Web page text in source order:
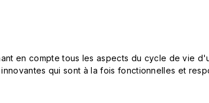
en compte tous les aspects du cycle de vie
qui sont à la fois fonctionnelles et